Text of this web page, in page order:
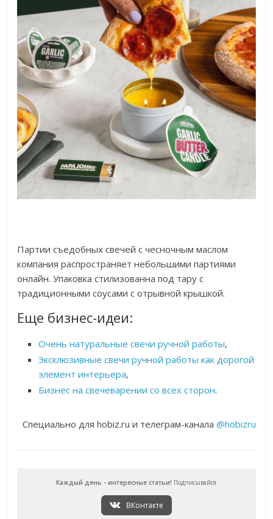
Партии съедобных свечей с чесночным маслом
компания распространяет небольшими партиями
онлайн. Упаковка стилизованна под тару с
традиционными соусами с отрывной крышкой.
Еще бизнес-идеи:
Очень натуральные свечи ручной работы,
Эксклюзивные свечи ручной работы как дорогой
элемент интерьера,
Бизнес на свечеварении со всех сторон.
Специально для hobiz.ru и телеграм-канала @hobizru
Каждый день - интересные статьи! Подписывайся
ВКонтакте